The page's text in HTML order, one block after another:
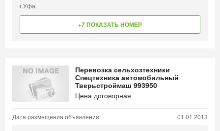
г.Уфа
+7 ПОКАЗАТЬ НОМЕР
Перевозка сельхозтехники
Спецтехника автомобильный
Тверьстроймаш 993950
Цена договорная
Дата размещения объявления: 01.01.2013